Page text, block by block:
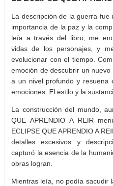
La descripción de la guerra
importancia de la paz y la
leía a través del libro, me
vidas de los personajes, y
evolucionar con el tiempo.
emoción de descubrir un
a un nivel profundo y resuena
emociones. El estilo y la
La construcción del mundo,
QUE APRENDIO A REIR
ECLIPSE QUE APRENDIO A
detalles excesivos y
capturó la esencia de la
obras logran.
Mientras leía, no podía sacudir